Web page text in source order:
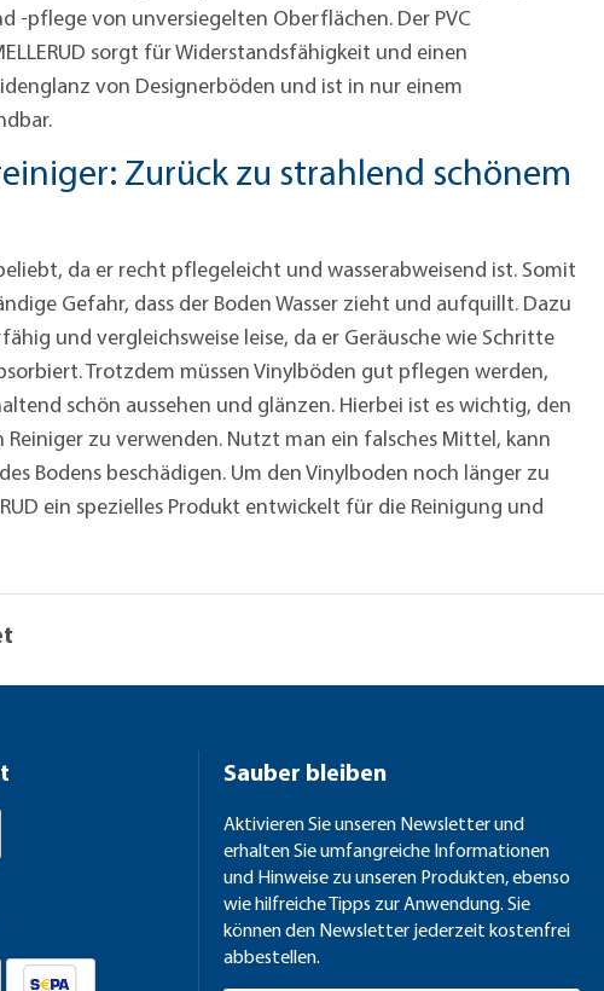
-pflege von unversiegelten Oberflächen. Der PVC
sorgt für Widerstandsfähigkeit und einen
von Designerböden und ist in nur einem
Zurück zu strahlend schönem
da er recht pflegeleicht und wasserabweisend ist. Somit
Gefahr, dass der Boden Wasser zieht und aufquillt. Dazu
und vergleichsweise leise, da er Geräusche wie Schritte
Trotzdem müssen Vinylböden gut pflegen werden,
schön aussehen und glänzen. Hierbei ist es wichtig, den
zu verwenden. Nutzt man ein falsches Mittel, kann
Bodens beschädigen. Um den Vinylboden noch länger zu
ein spezielles Produkt entwickelt für die Reinigung und
Sauber bleiben
Aktivieren Sie unseren Newsletter und
erhalten Sie umfangreiche Informationen
und Hinweise zu unseren Produkten, ebenso
wie hilfreiche Tipps zur Anwendung. Sie
können den Newsletter jederzeit kostenfrei
abbestellen.